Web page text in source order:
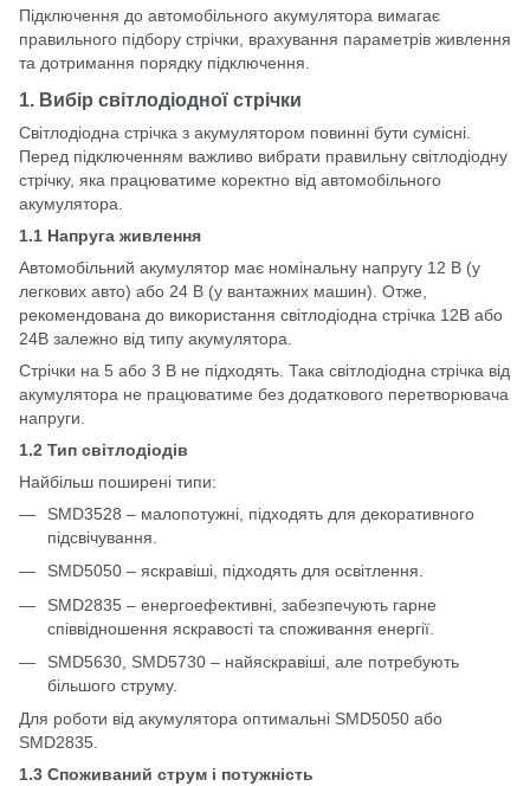
Підключення до автомобільного акумулятора вимагає
правильного підбору стрічки, врахування параметрів живлення
та дотримання порядку підключення.
1. Вибір світлодіодної стрічки
Світлодіодна стрічка з акумулятором повинні бути сумісні.
Перед підключенням важливо вибрати правильну світлодіодну
стрічку, яка працюватиме коректно від автомобільного
акумулятора.
1.1 Напруга живлення
Автомобільний акумулятор має номінальну напругу 12 В (у
легкових авто) або 24 В (у вантажних машин). Отже,
рекомендована до використання світлодіодна стрічка 12В або
24В залежно від типу акумулятора.
Стрічки на 5 або 3 В не підходять. Така світлодіодна стрічка від
акумулятора не працюватиме без додаткового перетворювача
напруги.
1.2 Тип світлодіодів
Найбільш поширені типи:
SMD3528 – малопотужні, підходять для декоративного
підсвічування.
SMD5050 – яскравіші, підходять для освітлення.
SMD2835 – енергоефективні, забезпечують гарне
співвідношення яскравості та споживання енергії.
SMD5630, SMD5730 – найяскравіші, але потребують
більшого струму.
Для роботи від акумулятора оптимальні SMD5050 або
SMD2835.
1.3 Споживаний струм і потужність